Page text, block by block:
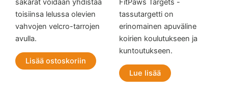
sakarat voidaan yhdistää
toisiinsa lelussa olevien
vahvojen velcro-tarrojen
avulla.
Lisää ostoskoriin
FitPaws Targets -
tassutargetti on
erinomainen apuväline
koirien koulutukseen ja
kuntoutukseen.
Lue lisää